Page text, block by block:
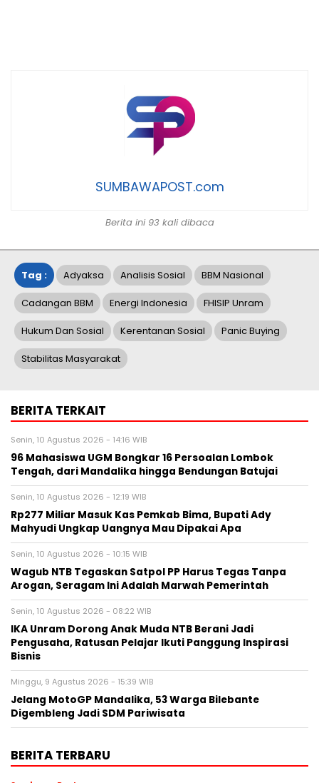
SUMBAWAPOST.com
Berita ini 93 kali dibaca
Tag : Adyaksa Analisis Sosial BBM Nasional
Cadangan BBM Energi Indonesia FHISIP Unram
Hukum Dan Sosial Kerentanan Sosial Panic Buying
Stabilitas Masyarakat
BERITA TERKAIT
Senin, 10 Agustus 2026 - 14:16 WIB
96 Mahasiswa UGM Bongkar 16 Persoalan Lombok
Tengah, dari Mandalika hingga Bendungan Batujai
Senin, 10 Agustus 2026 - 12:19 WIB
Rp277 Miliar Masuk Kas Pemkab Bima, Bupati Ady
Mahyudi Ungkap Uangnya Mau Dipakai Apa
Senin, 10 Agustus 2026 - 10:15 WIB
Wagub NTB Tegaskan Satpol PP Harus Tegas Tanpa
Arogan, Seragam Ini Adalah Marwah Pemerintah
Senin, 10 Agustus 2026 - 08:22 WIB
IKA Unram Dorong Anak Muda NTB Berani Jadi
Pengusaha, Ratusan Pelajar Ikuti Panggung Inspirasi
Bisnis
Minggu, 9 Agustus 2026 - 15:39 WIB
Jelang MotoGP Mandalika, 53 Warga Bilebante
Digembleng Jadi SDM Pariwisata
BERITA TERBARU